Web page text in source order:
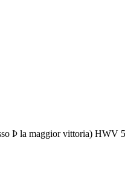
Þ la maggior vittoria) HWV